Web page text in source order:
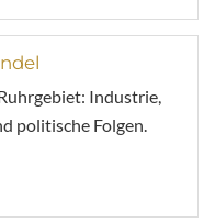
Industrie,
politische Folgen.